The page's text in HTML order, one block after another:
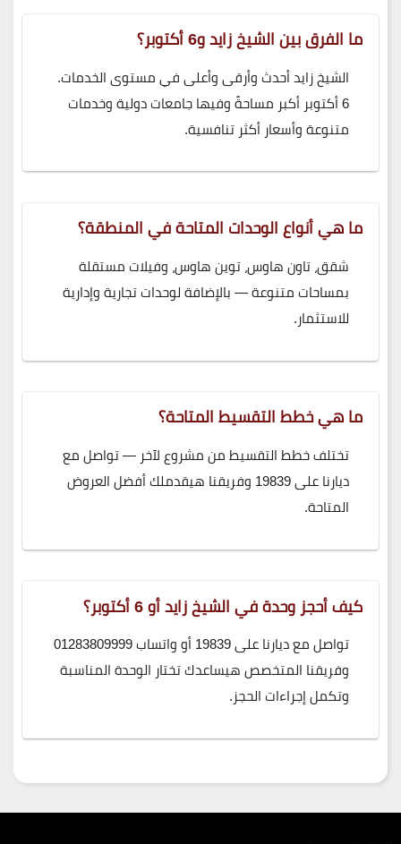
ما الفرق بين الشيخ زايد و6 أكتوبر؟
الشيخ زايد أحدث وأرقى وأعلى في مستوى الخدمات.
6 أكتوبر أكبر مساحةً وفيها جامعات دولية وخدمات
متنوعة وأسعار أكثر تنافسية.
ما هي أنواع الوحدات المتاحة في المنطقة؟
شقق، تاون هاوس، توين هاوس، وفيلات مستقلة
بمساحات متنوعة — بالإضافة لوحدات تجارية وإدارية
للاستثمار.
ما هي خطط التقسيط المتاحة؟
تختلف خطط التقسيط من مشروع لآخر — تواصل مع
ديارنا على 19839 وفريقنا هيقدملك أفضل العروض
المتاحة.
كيف أحجز وحدة في الشيخ زايد أو 6 أكتوبر؟
تواصل مع ديارنا على 19839 أو واتساب 01283809999
وفريقنا المتخصص هيساعدك تختار الوحدة المناسبة
وتكمل إجراءات الحجز.